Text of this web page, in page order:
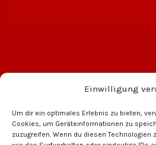
Einwilligung
Um dir ein optimales Erlebnis zu bieten,
Cookies, um Geräteinformationen zu
zuzugreifen. Wenn du diesen